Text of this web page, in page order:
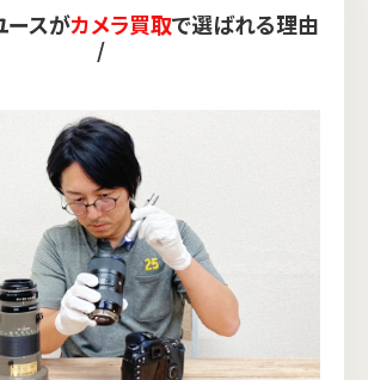
ースがカメラ買取で選ばれる理由
/